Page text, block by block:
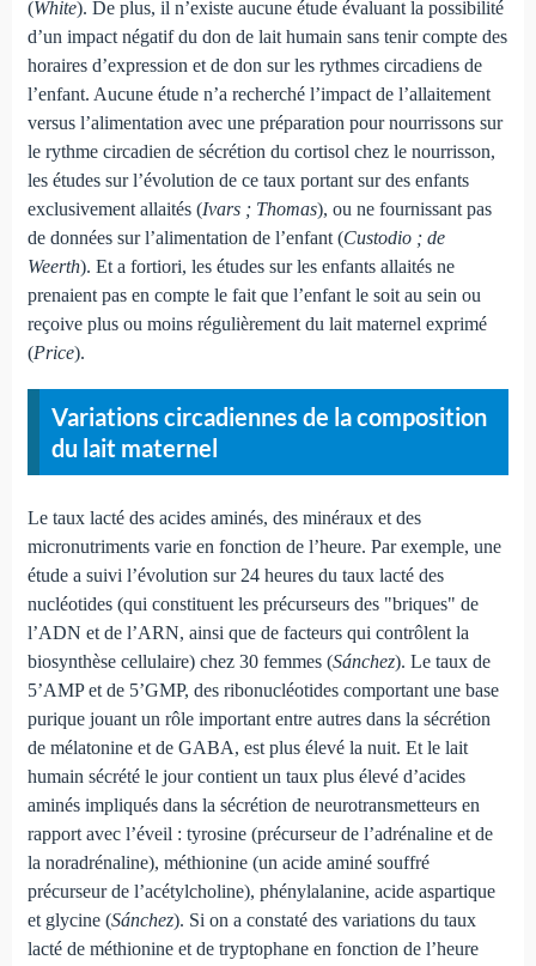
(White). De plus, il n’existe aucune étude évaluant la possibilité
d’un impact négatif du don de lait humain sans tenir compte des
horaires d’expression et de don sur les rythmes circadiens de
l’enfant. Aucune étude n’a recherché l’impact de l’allaitement
versus l’alimentation avec une préparation pour nourrissons sur
le rythme circadien de sécrétion du cortisol chez le nourrisson,
les études sur l’évolution de ce taux portant sur des enfants
exclusivement allaités (Ivars ; Thomas), ou ne fournissant pas
de données sur l’alimentation de l’enfant (Custodio ; de
Weerth). Et a fortiori, les études sur les enfants allaités ne
prenaient pas en compte le fait que l’enfant le soit au sein ou
reçoive plus ou moins régulièrement du lait maternel exprimé
(Price).
Variations circadiennes de la composition
du lait maternel
Le taux lacté des acides aminés, des minéraux et des
micronutriments varie en fonction de l’heure. Par exemple, une
étude a suivi l’évolution sur 24 heures du taux lacté des
nucléotides (qui constituent les précurseurs des "briques" de
l’ADN et de l’ARN, ainsi que de facteurs qui contrôlent la
biosynthèse cellulaire) chez 30 femmes (Sánchez). Le taux de
5’AMP et de 5’GMP, des ribonucléotides comportant une base
purique jouant un rôle important entre autres dans la sécrétion
de mélatonine et de GABA, est plus élevé la nuit. Et le lait
humain sécrété le jour contient un taux plus élevé d’acides
aminés impliqués dans la sécrétion de neurotransmetteurs en
rapport avec l’éveil : tyrosine (précurseur de l’adrénaline et de
la noradrénaline), méthionine (un acide aminé souffré
précurseur de l’acétylcholine), phénylalanine, acide aspartique
et glycine (Sánchez). Si on a constaté des variations du taux
lacté de méthionine et de tryptophane en fonction de l’heure